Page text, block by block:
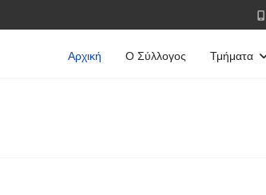
Αρχική Ο Σύλλογος Τμήματα